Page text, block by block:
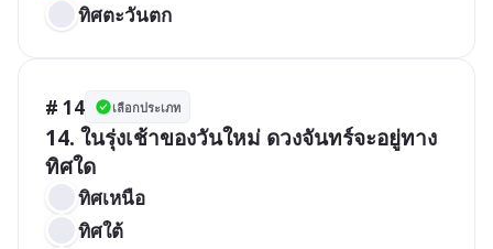
ทิศตะวันตก
# 14 เลือกประเภท
14. ในรุ่งเช้าของวันใหม่ ดวงจันทร์จะอยู่ทาง
ทิศใด
ทิศใต้